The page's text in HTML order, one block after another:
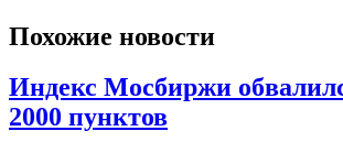
Похожие новости
Индекс Мосбиржи
2000 пунктов